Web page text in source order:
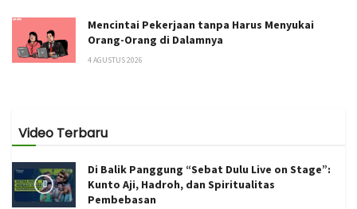
Mencintai Pekerjaan tanpa Harus Menyukai
Orang-Orang di Dalamnya
4 AGUSTUS 2026
Video Terbaru
Di Balik Panggung “Sebat Dulu Live on Stage”:
Kunto Aji, Hadroh, dan Spiritualitas
Pembebasan